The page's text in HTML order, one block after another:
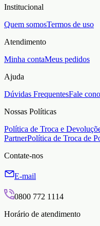
Institucional
Quem somosTermos de uso
Atendimento
Minha contaMeus pedidos
Ajuda
Dúvidas FrequentesFale
Nossas Políticas
Política de Troca e
PartnerPolítica de Troca de
Contate-nos
E-mail
0800 772 1114
Horário de atendimento